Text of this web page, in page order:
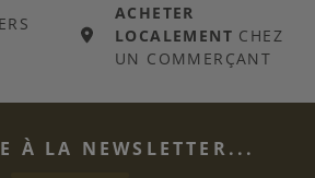
ACHETER
LOCALEMENT CHEZ
UN COMMERÇANT
À LA NEWSLETTER...